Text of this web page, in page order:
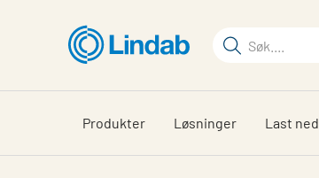
hovedinnhold
Søkeord
på
siden
Produkter Løsninger Last ned